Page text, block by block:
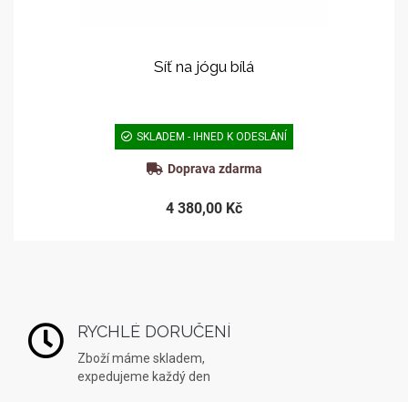
Síť na jógu bílá
SKLADEM - IHNED K ODESLÁNÍ
Doprava zdarma
4 380,00 Kč
RYCHLÉ DORUČENÍ
Zboží máme skladem,
expedujeme každý den